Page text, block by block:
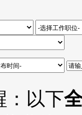
：以下